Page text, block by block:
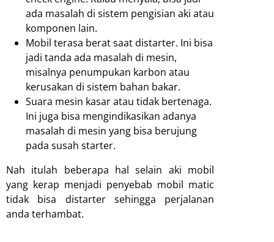
ada masalah di sistem pengisian aki atau
komponen lain.
Mobil terasa berat saat distarter. Ini bisa
jadi tanda ada masalah di mesin,
misalnya penumpukan karbon atau
kerusakan di sistem bahan bakar.
Suara mesin kasar atau tidak bertenaga.
Ini juga bisa mengindikasikan adanya
masalah di mesin yang bisa berujung
pada susah starter.
Nah itulah beberapa hal selain aki mobil
yang kerap menjadi penyebab mobil matic
tidak bisa distarter sehingga perjalanan
anda terhambat.